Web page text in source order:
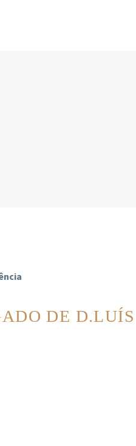
DE